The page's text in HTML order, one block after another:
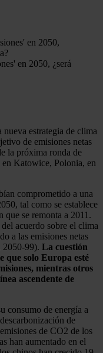
en 2050, ¿será
estrategia de clima
de emisiones netas
la próxima ronda de
Katowice, Polonia, en
comprometido a una
tal como se establece
que se remonta a 2011.
acuerdo sobre el clima
a las emisiones netas
2050-99). La cuestión
que solo Europa esté
mientras otros
ascendente de
consumo de energía a
de
de CO2 de los
han aumentado en el